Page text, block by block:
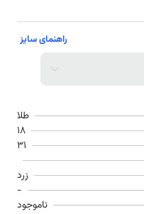
راهنمای سایز
طلا
18
31
زرد
-
ناموجود